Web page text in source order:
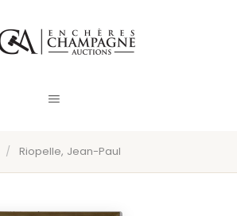
/ Riopelle, Jean-Paul